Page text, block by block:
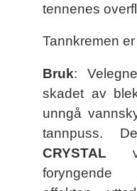
tennenes
Tannkremen er
Bruk:
skadet av
unngå
tannpuss.
CRYSTAL
foryngende